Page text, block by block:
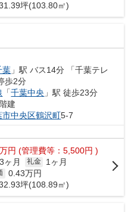
坪(103.80㎡)
葉 」駅 バス14分 「千葉テレ
歩2分
「千葉中央 」駅 徒歩23分
建
市中央区鶴沢町5-7
万円 (管理費等：5,500円 )
3ヶ月 礼金 1ヶ月
0.43万円
坪(108.89㎡)